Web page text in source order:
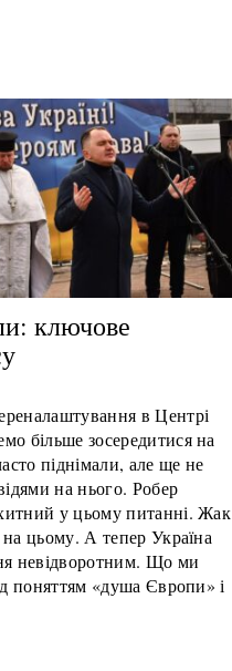
ключове
в Центрі
більше зосередитися на
піднімали, але ще не
на нього. Робер
у цьому питанні. Жак
цьому. А тепер Україна
невідворотним. Що ми
поняттям «душа Європи» і